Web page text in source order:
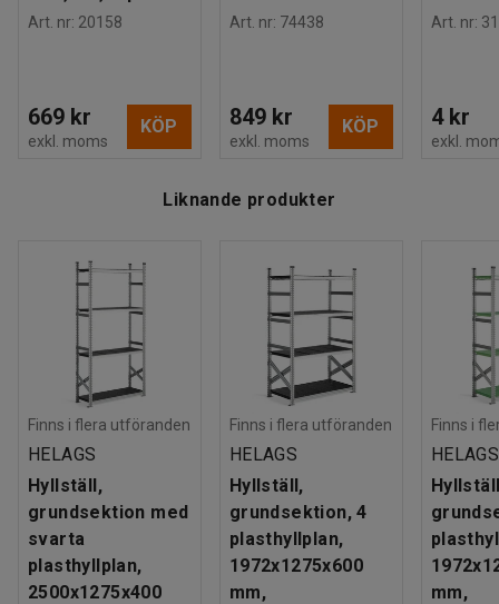
Denna livsmedelshylla är testad och godkänd enligt BGR
OBS! De gröna hyllplanen tål temperaturer nr till -30˚C och
är speciellt framtagna för att användas i frysrum.
Art. nr: 20158
669 kr
exkl. moms
KÖP
Art. nr: 74438
849 kr
exkl. moms
KÖP
Art. nr:
4 kr
exkl.
Liknande produkter
Finns i flera utföranden
HELAGS
Hyllställ,
grundsektion med
svarta
plasthyllplan,
2500x1275x400
Finns i flera utföranden
HELAGS
Hyllställ,
grundsektion, 4
plasthyllplan,
1972x1275x600
mm,
Finns i
HELAGS
mm,